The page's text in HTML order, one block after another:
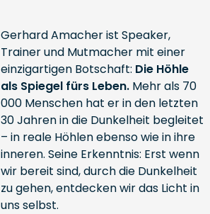
Gerhard Amacher ist Speaker,
Trainer und Mutmacher mit einer
einzigartigen Botschaft: Die Höhle
als Spiegel fürs Leben. Mehr als 70
000 Menschen hat er in den letzten
30 Jahren in die Dunkelheit begleitet
– in reale Höhlen ebenso wie in ihre
inneren. Seine Erkenntnis: Erst wenn
wir bereit sind, durch die Dunkelheit
zu gehen, entdecken wir das Licht in
uns selbst.